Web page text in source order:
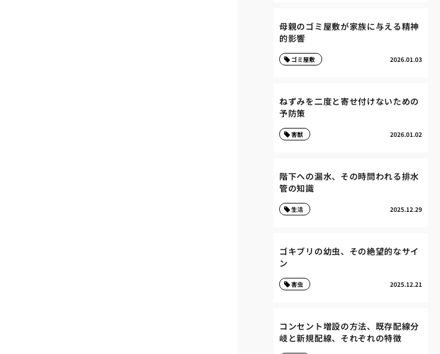
母親のゴミ屋敷が家族に与える精神
的影響
2026.01.03
ゴミ屋敷
ねずみを二度と寄せ付けないための
予防策
2026.01.02
害獣
階下への漏水、その時問われる排水
管の知識
2025.12.29
生活
ゴキブリの幼虫、その絶望的なサイ
ン
2025.12.21
害虫
コンセント増設の方法、既存配線分
岐と新規配線、それぞれの特徴